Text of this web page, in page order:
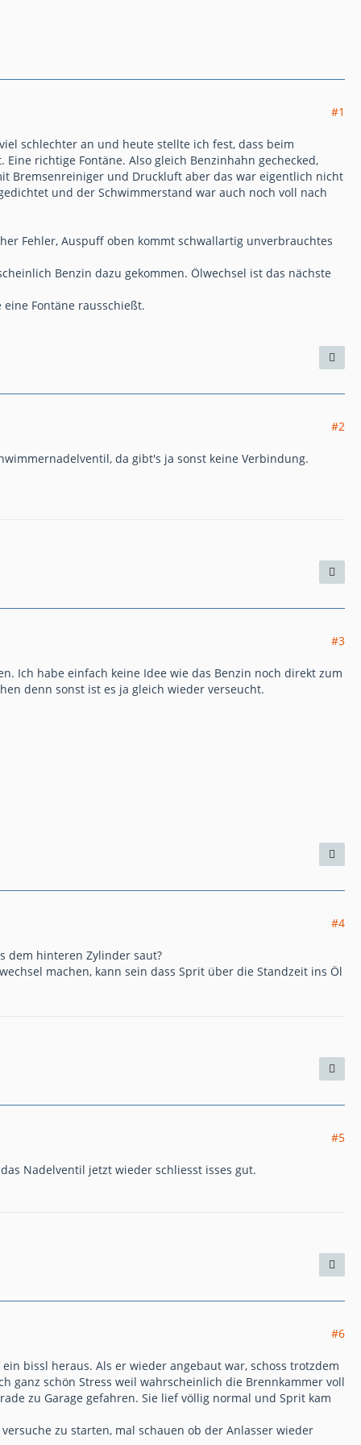
#1
schlechter an und heute stellte ich fest, dass beim
richtige Fontäne. Also gleich Benzinhahn gechecked,
Bremsenreiniger und Druckluft aber das war eigentlich nicht
und der Schwimmerstand war auch noch voll nach
Fehler, Auspuff oben kommt schwallartig unverbrauchtes
Benzin dazu gekommen. Ölwechsel ist das nächste
Fontäne rausschießt.
#2
da gibt's ja sonst keine Verbindung.
#3
Ich habe einfach keine Idee wie das Benzin noch direkt zum
denn sonst ist es ja gleich wieder verseucht.
#4
dem hinteren Zylinder saut?
machen, kann sein dass Sprit über die Standzeit ins Öl
#5
Nadelventil jetzt wieder schliesst isses gut.
#6
bissl heraus. Als er wieder angebaut war, schoss trotzdem
ganz schön Stress weil wahrscheinlich die Brennkammer voll
zu Garage gefahren. Sie lief völlig normal und Sprit kam
zu starten, mal schauen ob der Anlasser wieder